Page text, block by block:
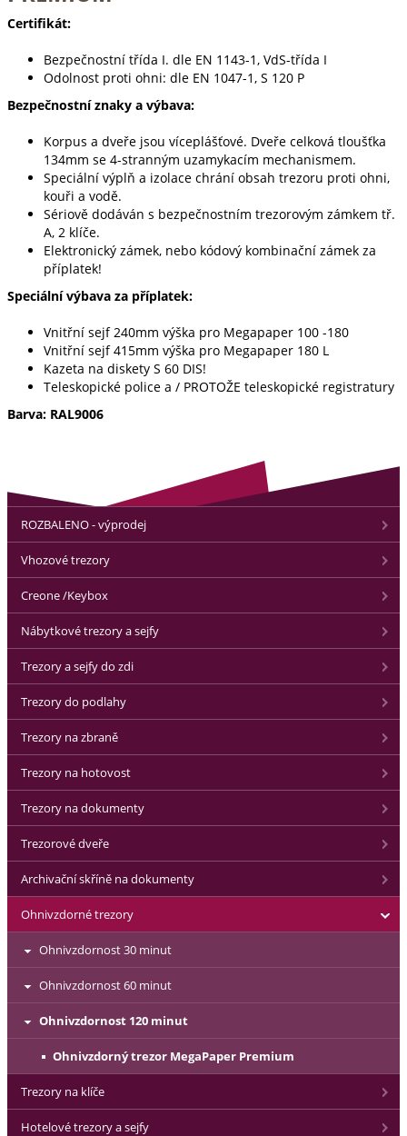
Certifikát:
Bezpečnostní třída I. dle EN 1143-1, VdS-třída I
Odolnost proti ohni: dle EN 1047-1, S 120 P
Bezpečnostní znaky a výbava:
Korpus a dveře jsou víceplášťové. Dveře celková tloušťka
134mm se 4-stranným uzamykacím mechanismem.
Speciální výplň a izolace chrání obsah trezoru proti ohni,
kouři a vodě.
Sériově dodáván s bezpečnostním trezorovým zámkem tř.
A, 2 klíče.
Elektronický zámek, nebo kódový kombinační zámek za
příplatek!
Speciální výbava za příplatek:
Vnitřní sejf 240mm výška pro Megapaper 100 -180
Vnitřní sejf 415mm výška pro Megapaper 180 L
Kazeta na diskety S 60 DIS!
Teleskopické police a / PROTOŽE teleskopické registratury
Barva: RAL9006
ROZBALENO - výprodej
Vhozové trezory
Creone /Keybox
Nábytkové trezory a sejfy
Trezory a sejfy do zdi
Trezory do podlahy
Trezory na zbraně
Trezory na hotovost
Trezory na dokumenty
Trezorové dveře
Archivační skříně na dokumenty
Ohnivzdorné trezory
Ohnivzdornost 30 minut
Ohnivzdornost 60 minut
Ohnivzdornost 120 minut
Ohnivzdorný trezor MegaPaper Premium
Trezory na klíče
Hotelové trezory a sejfy